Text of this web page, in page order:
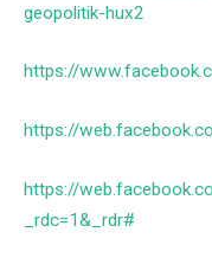
geopolitik-hux2
https://
https://
https://
_rdc=1&_rdr#